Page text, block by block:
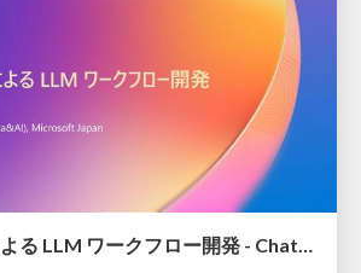
Prompt flow による LLM ワークフロー開発 - ChatGPT Meetup Tokyo